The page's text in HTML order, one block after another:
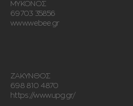
ΜΥΚΟΝΟΣ
69703 35856
www.webee.gr
ΖΑΚΥΝΘΟΣ
698 810 4870
https://www.upg.gr/